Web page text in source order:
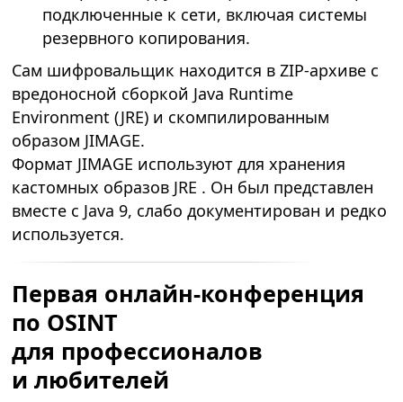
подключенные к сети, включая системы
резервного копирования.
Сам шифровальщик находится в ZIP-архиве c
вредоносной сборкой Java Runtime
Environment (JRE) и скомпилированным
образом JIMAGE.
Формат JIMAGE используют для хранения
кастомных образов JRE . Он был представлен
вместе с Java 9, слабо документирован и редко
используется.
Первая онлайн-конференция
по OSINT
для профессионалов
и любителей